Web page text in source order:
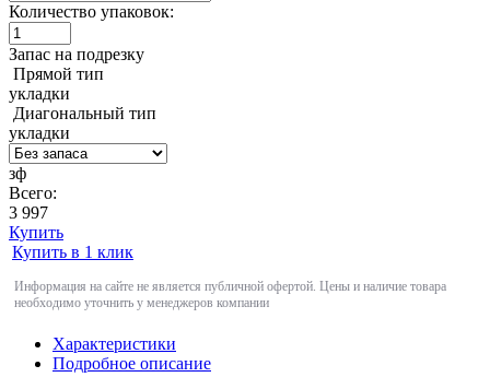
Количество упаковок:
Запас на подрезку
Прямой тип
укладки
Диагональный тип
укладки
зф
Всего:
3 997
Купить
Купить в 1 клик
Информация на сайте не является публичной офертой. Цены и наличие товара
необходимо уточнить у менеджеров компании
Характеристики
Подробное описание